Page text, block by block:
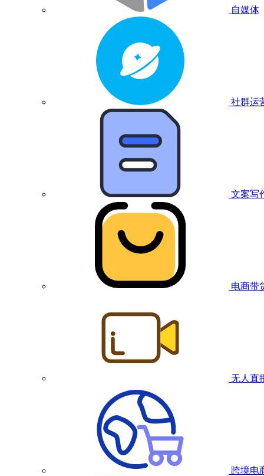
自媒体
社群运
文案写
电商带
无人直
跨境电